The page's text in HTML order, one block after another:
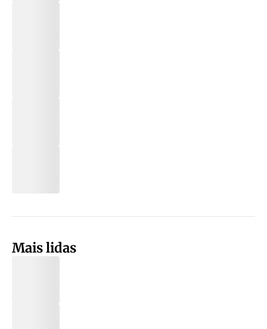
Mais lidas